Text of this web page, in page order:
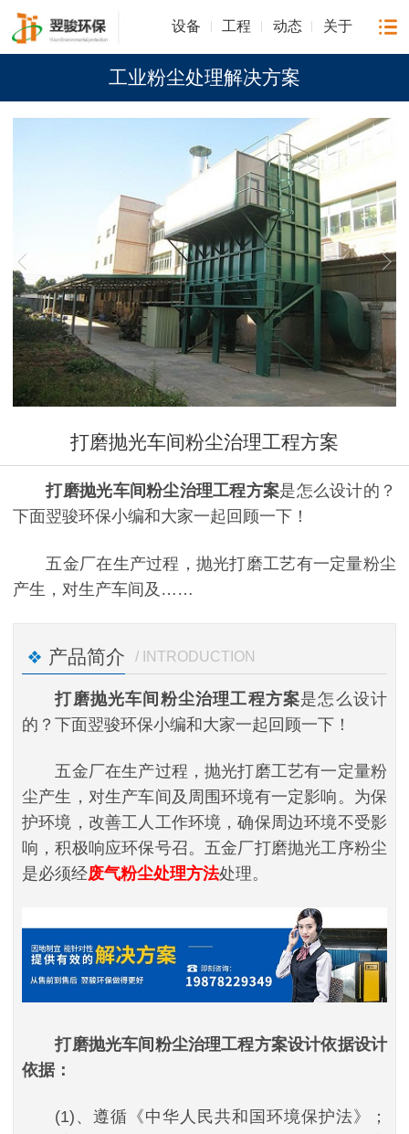
设备 工程 动态 关于
工业粉尘处理解决方案
1/1
打磨抛光车间粉尘治理工程方案
打磨抛光车间粉尘治理工程方案是怎么设计的？
下面翌骏环保小编和大家一起回顾一下！
五金厂在生产过程，抛光打磨工艺有一定量粉尘
产生，对生产车间及……
产品简介 / INTRODUCTION
打磨抛光车间粉尘治理工程方案是怎么设计
的？下面翌骏环保小编和大家一起回顾一下！
五金厂在生产过程，抛光打磨工艺有一定量粉
尘产生，对生产车间及周围环境有一定影响。为保
护环境，改善工人工作环境，确保周边环境不受影
响，积极响应环保号召。五金厂打磨抛光工序粉尘
是必须经废气粉尘处理方法处理。
打磨抛光车间粉尘治理工程方案设计依据设计
依据：
(1)、遵循《中华人民共和国环境保护法》；